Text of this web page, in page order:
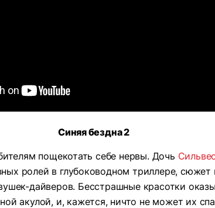
Синяя бездна 2
пощекотать себе нервы. Дочь
ролей в глубоководном триллере, сюжет
дайверов. Бесстрашные красотки
акулой, и, кажется, ничто не может их